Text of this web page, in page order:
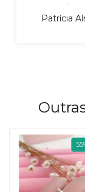
do meu
Patrícia
55